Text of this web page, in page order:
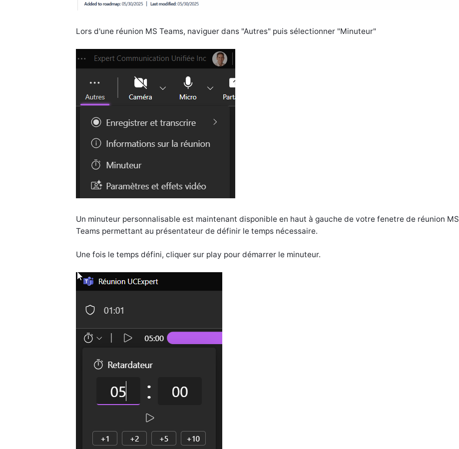
Lors d'une réunion MS Teams, naviguer dans "Autres" puis sélectionner "Minuteur"
Un minuteur personnalisable est maintenant disponible en haut à gauche de votre fenetre de réunion MS
Teams permettant au présentateur de définir le temps nécessaire.
Une fois le temps défini, cliquer sur play pour démarrer le minuteur.